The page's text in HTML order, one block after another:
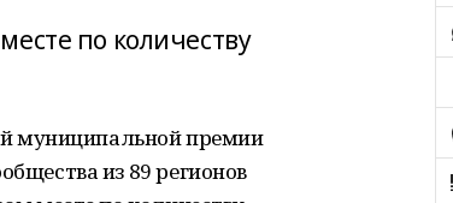
по количеству
муниципальной премии
из 89 регионов